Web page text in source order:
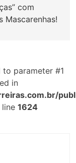
com
Mascarenhas!
to parameter #1
in
line 1624